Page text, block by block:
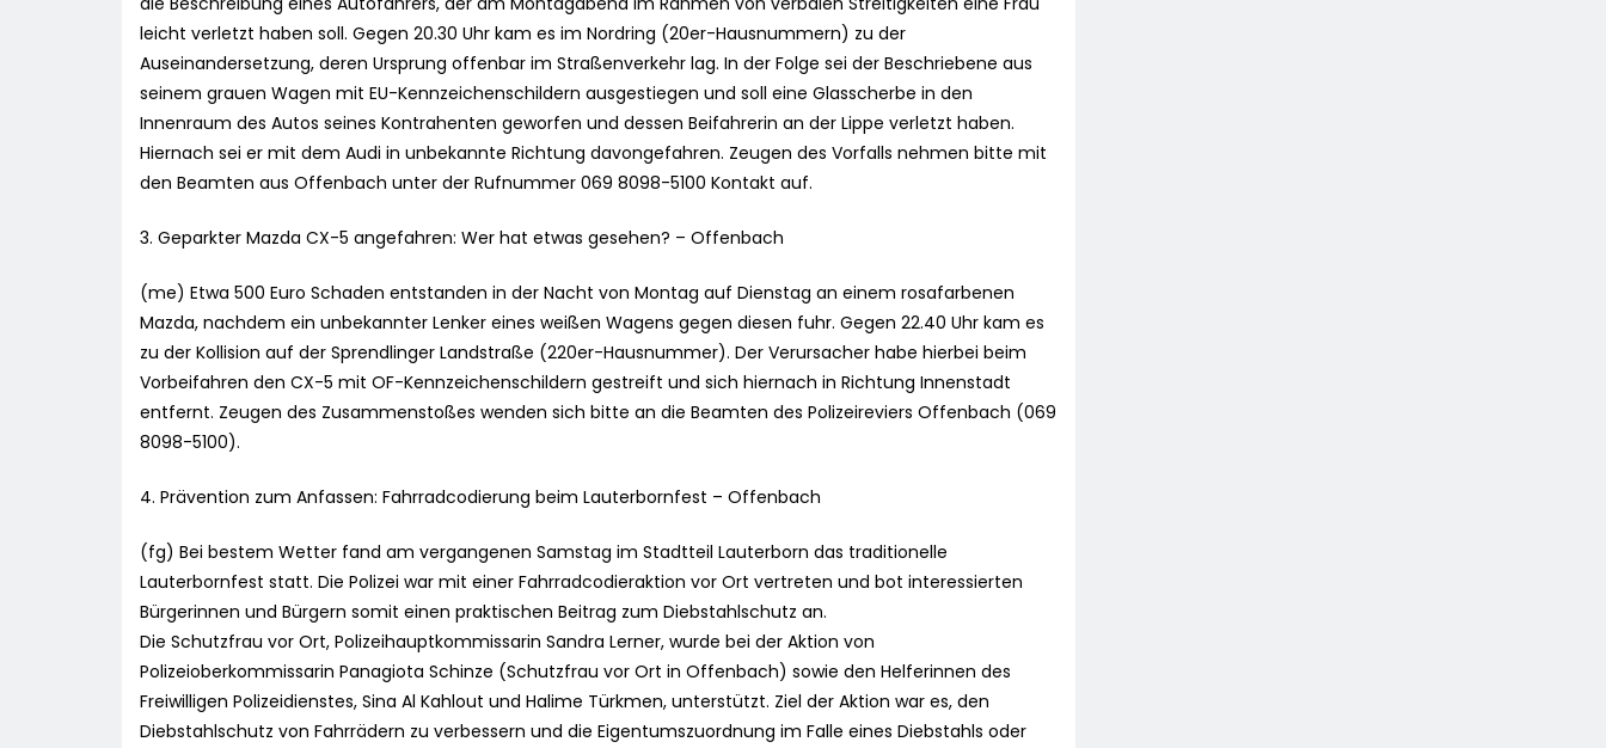
leicht verletzt haben soll. Gegen 20.30 Uhr kam es im Nordring (20er-Hausnummern) zu der
Auseinandersetzung, deren Ursprung offenbar im Straßenverkehr lag. In der Folge sei der Beschriebene aus
seinem grauen Wagen mit EU-Kennzeichenschildern ausgestiegen und soll eine Glasscherbe in den
Innenraum des Autos seines Kontrahenten geworfen und dessen Beifahrerin an der Lippe verletzt haben.
Hiernach sei er mit dem Audi in unbekannte Richtung davongefahren. Zeugen des Vorfalls nehmen bitte mit
den Beamten aus Offenbach unter der Rufnummer 069 8098-5100 Kontakt auf.
3. Geparkter Mazda CX-5 angefahren: Wer hat etwas gesehen? – Offenbach
(me) Etwa 500 Euro Schaden entstanden in der Nacht von Montag auf Dienstag an einem rosafarbenen
Mazda, nachdem ein unbekannter Lenker eines weißen Wagens gegen diesen fuhr. Gegen 22.40 Uhr kam es
zu der Kollision auf der Sprendlinger Landstraße (220er-Hausnummer). Der Verursacher habe hierbei beim
Vorbeifahren den CX-5 mit OF-Kennzeichenschildern gestreift und sich hiernach in Richtung Innenstadt
entfernt. Zeugen des Zusammenstoßes wenden sich bitte an die Beamten des Polizeireviers Offenbach (069
8098-5100).
4. Prävention zum Anfassen: Fahrradcodierung beim Lauterbornfest – Offenbach
(fg) Bei bestem Wetter fand am vergangenen Samstag im Stadtteil Lauterborn das traditionelle
Lauterbornfest statt. Die Polizei war mit einer Fahrradcodieraktion vor Ort vertreten und bot interessierten
Bürgerinnen und Bürgern somit einen praktischen Beitrag zum Diebstahlschutz an.
Die Schutzfrau vor Ort, Polizeihauptkommissarin Sandra Lerner, wurde bei der Aktion von
Polizeioberkommissarin Panagiota Schinze (Schutzfrau vor Ort in Offenbach) sowie den Helferinnen des
Freiwilligen Polizeidienstes, Sina Al Kahlout und Halime Türkmen, unterstützt. Ziel der Aktion war es, den
Diebstahlschutz von Fahrrädern zu verbessern und die Eigentumszuordnung im Falle eines Diebstahls oder